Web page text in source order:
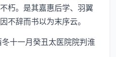
朽。是其嘉惠后学、羽翼
不辞而书以为末序云。
一月癸丑太医院院判淮